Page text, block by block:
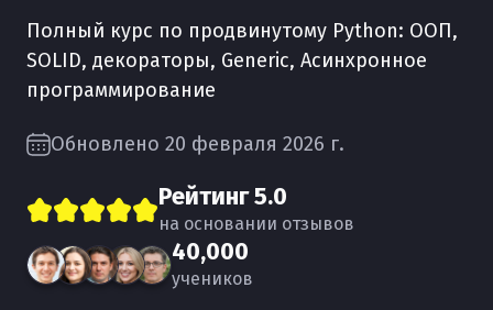
Полный курс по продвинутому Python: ООП,
SOLID, декораторы, Generic, Асинхронное
программирование
Обновлено 20 февраля 2026 г.
Рейтинг5.0
на основании отзывов
40,000
учеников